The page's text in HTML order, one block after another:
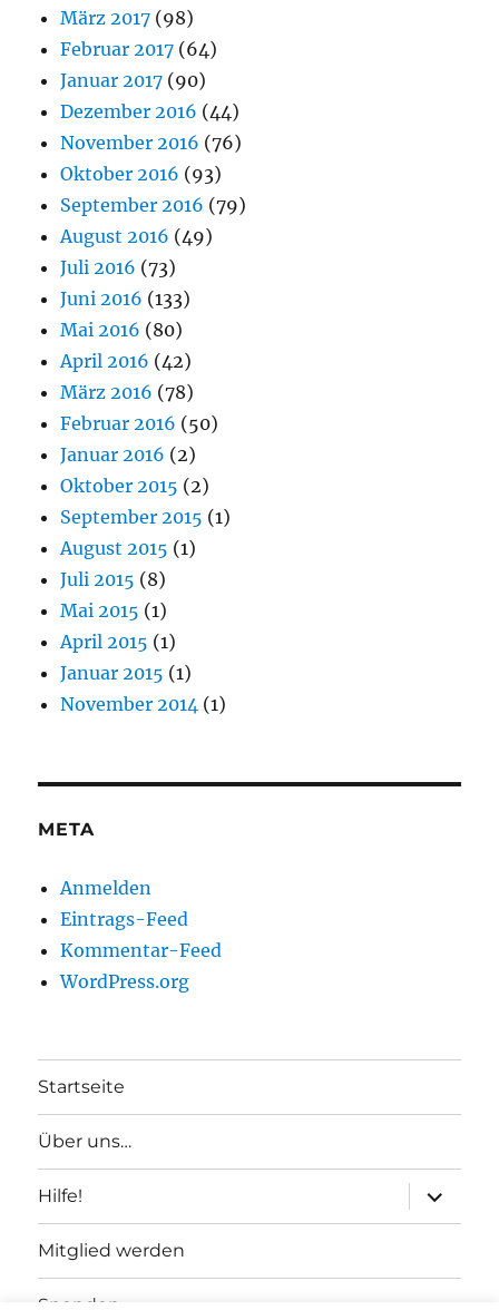
März 2017 (98)
Februar 2017 (64)
Januar 2017 (90)
Dezember 2016 (44)
November 2016 (76)
Oktober 2016 (93)
September 2016 (79)
August 2016 (49)
Juli 2016 (73)
Juni 2016 (133)
Mai 2016 (80)
April 2016 (42)
März 2016 (78)
Februar 2016 (50)
Januar 2016 (2)
Oktober 2015 (2)
September 2015 (1)
August 2015 (1)
Juli 2015 (8)
Mai 2015 (1)
April 2015 (1)
Januar 2015 (1)
November 2014 (1)
META
Anmelden
Eintrags-Feed
Kommentar-Feed
WordPress.org
Startseite
Über uns…
Hilfe!
anzeigen
Mitglied werden
Spenden